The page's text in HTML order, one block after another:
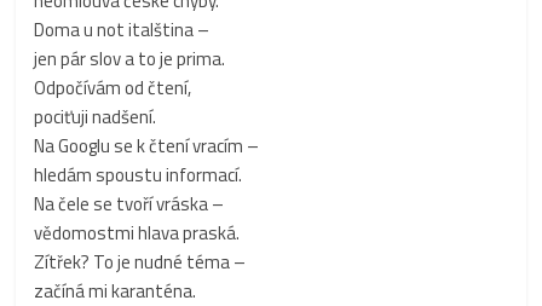
Doma u not italština –
jen pár slov a to je prima.
Odpočívám od čtení,
pociťuji nadšení.
Na Googlu se k čtení vracím –
hledám spoustu informací.
Na čele se tvoří vráska –
vědomostmi hlava praská.
Zítřek? To je nudné téma –
začíná mi karanténa.